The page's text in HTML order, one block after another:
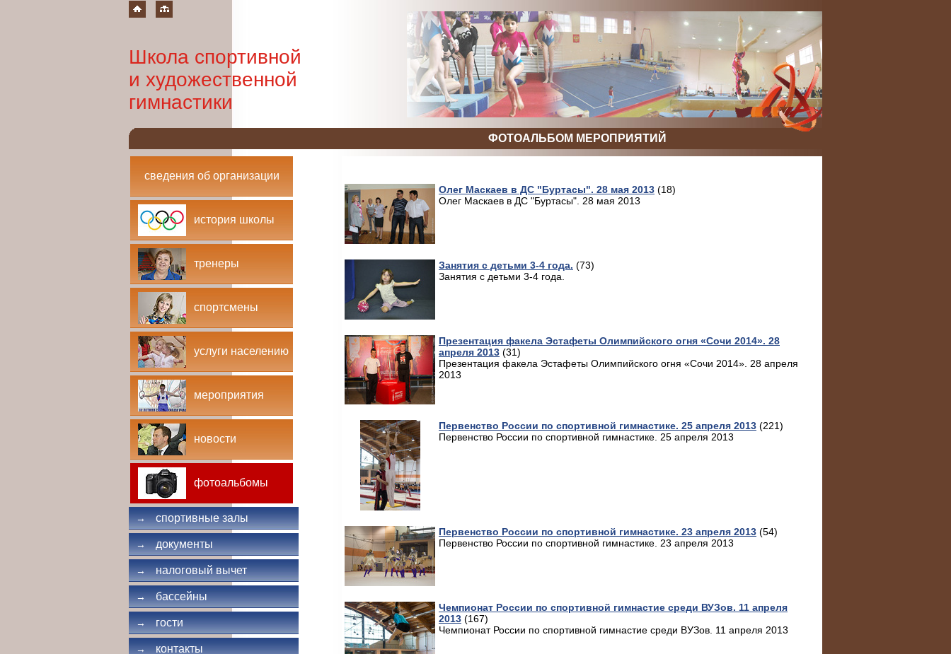
Школа спортивной
и художественной
гимнастики
ФОТОАЛЬБОМ МЕРОПРИЯТИЙ
сведения об организации
история школы
тренеры
спортсмены
услуги населению
мероприятия
новости
фотоальбомы
→ спортивные залы
→ документы
→ налоговый вычет
→ бассейны
→ гости
→ контакты
Олег Маскаев в ДС "Буртасы". 28 мая 2013 (18)
Олег Маскаев в ДС "Буртасы". 28 мая 2013
Занятия с детьми 3-4 года. (73)
Занятия с детьми 3-4 года.
Презентация факела Эстафеты Олимпийского огня «Сочи 2014». 28
апреля 2013 (31)
Презентация факела Эстафеты Олимпийского огня «Сочи 2014». 28 апреля
2013
Первенство России по спортивной гимнастике. 25 апреля 2013 (221)
Первенство России по спортивной гимнастике. 25 апреля 2013
Первенство России по спортивной гимнастике. 23 апреля 2013 (54)
Первенство России по спортивной гимнастике. 23 апреля 2013
Чемпионат России по спортивной гимнастие среди ВУЗов. 11 апреля
2013 (167)
Чемпионат России по спортивной гимнастие среди ВУЗов. 11 апреля 2013